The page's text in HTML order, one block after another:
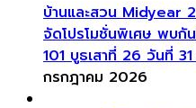
บ้านและสวน Midyear
จัดโปรโมชั่นพิเศษ พบกั
101 บูธเสาที่ 26 วันที่
กรกฎาคม 2026